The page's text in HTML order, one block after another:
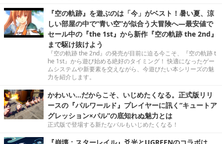
『空の軌跡』を遊ぶのは「今」がベスト！暑い夏、涼
しい部屋の中で“青い空”が似合う大冒険へ―最安値で
セール中の『the 1st』から新作『空の軌跡 the 2nd』
まで駆け抜けよう
『空の軌跡 the 2nd』の発売が目前に迫る今こそ、『空の軌跡 t
he 1st』から遊び始める絶好のタイミング！ 快適になったゲー
ムシステムや新要素を交えながら、今遊びたい本シリーズの魅
力を紹介します。
かわいい…だからこそ、いじめたくなる。正式版リリ
ースの『パルワールド』プレイヤーに訊く“キュートア
グレッション×パル”の底知れぬ魅力とは
正式版で登場する新たなパルもいじめたくなる！
『崩壊：スターレイル』爻光とUGREENのコラボは